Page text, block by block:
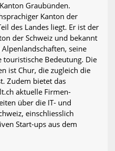
Graubünden.
Kanton der
des Landes liegt. Er ist der
der Schweiz und bekannt
seine
Bedeutung. Die
ist Chur, die zugleich die
Zudem bietet das
aktuelle Firmen-
über die IT- und
einschliesslich
Start-ups aus dem